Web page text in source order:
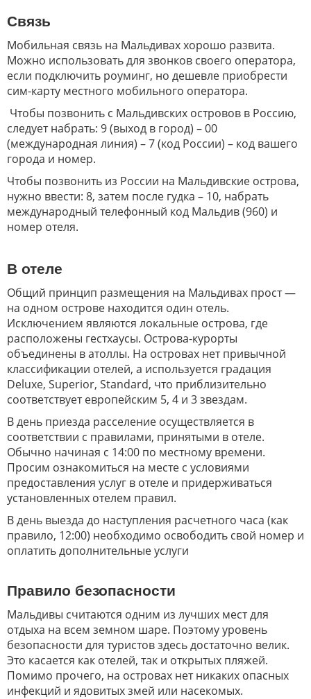
Связь
Мобильная связь на Мальдивах хорошо развита.
Можно использовать для звонков своего оператора,
если подключить роуминг, но дешевле приобрести
сим-карту местного мобильного оператора.
Чтобы позвонить с Мальдивских островов в Россию,
следует набрать: 9 (выход в город) – 00
(международная линия) – 7 (код России) – код вашего
города и номер.
Чтобы позвонить из России на Мальдивские острова,
нужно ввести: 8, затем после гудка – 10, набрать
международный телефонный код Мальдив (960) и
номер отеля.
В отеле
Общий принцип размещения на Мальдивах прост —
на одном острове находится один отель.
Исключением являются локальные острова, где
расположены гестхаусы. Острова-курорты
объединены в атоллы. На островах нет привычной
классификации отелей, а используется градация
Deluxe, Superior, Standard, что приблизительно
соответствует европейским 5, 4 и 3 звездам.
В день приезда расселение осуществляется в
соответствии с правилами, принятыми в отеле.
Обычно начиная с 14:00 по местному времени.
Просим ознакомиться на месте с условиями
предоставления услуг в отеле и придерживаться
установленных отелем правил.
В день выезда до наступления расчетного часа (как
правило, 12:00) необходимо освободить свой номер и
оплатить дополнительные услуги
Правило безопасности
Мальдивы считаются одним из лучших мест для
отдыха на всем земном шаре. Поэтому уровень
безопасности для туристов здесь достаточно велик.
Это касается как отелей, так и открытых пляжей.
Помимо прочего, на островах нет никаких опасных
инфекций и ядовитых змей или насекомых.